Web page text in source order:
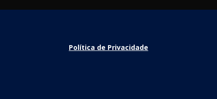
Política de Privacidade